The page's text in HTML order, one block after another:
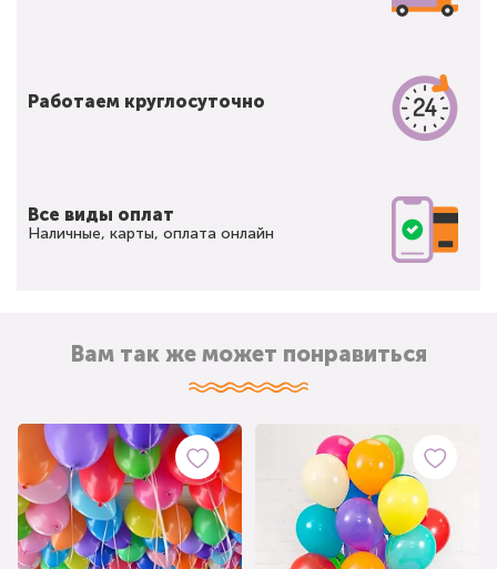
Работаем круглосуточно
Все виды оплат
Наличные, карты, оплата онлайн
Вам так же может понравиться